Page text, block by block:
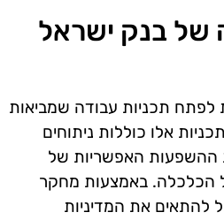
של בנק ישראל
לפתח תכניות עבודה שמביאות
אלו כוללות ניתוחים
ההשפעות האפשריות של
הכלכלה. באמצעות מחקר
להתאים את המדיניות